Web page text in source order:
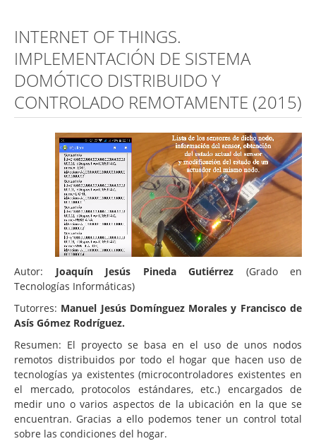
INTERNET OF THINGS.
IMPLEMENTACIÓN DE SISTEMA
DOMÓTICO DISTRIBUIDO Y
CONTROLADO REMOTAMENTE (2015)
Autor: Joaquín Jesús Pineda Gutiérrez (Grado en
Tecnologías Informáticas)
Tutorres: Manuel Jesús Domínguez Morales y Francisco de
Asís Gómez Rodríguez.
Resumen: El proyecto se basa en el uso de unos nodos
remotos distribuidos por todo el hogar que hacen uso de
tecnologías ya existentes (microcontroladores existentes en
el mercado, protocolos estándares, etc.) encargados de
medir uno o varios aspectos de la ubicación en la que se
encuentran. Gracias a ello podemos tener un control total
sobre las condiciones del hogar.